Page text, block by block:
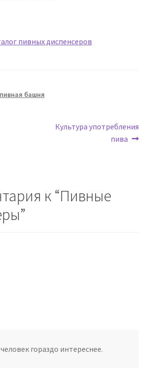
пивных диспенсеров
пивная башня
Следующая
Культура употребления
пива
к “Пивные
”
гораздо интереснее.